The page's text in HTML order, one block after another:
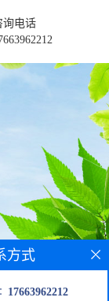
询电话
方式
17663962212